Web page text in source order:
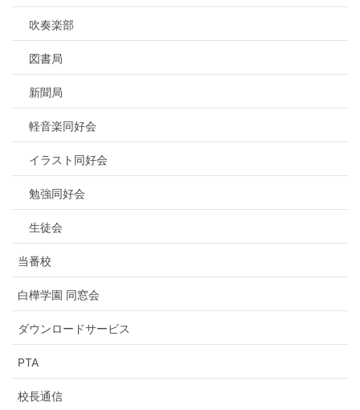
吹奏楽部
図書局
新聞局
軽音楽同好会
イラスト同好会
勉強同好会
生徒会
当番校
白樺学園 同窓会
ダウンロードサービス
PTA
校長通信